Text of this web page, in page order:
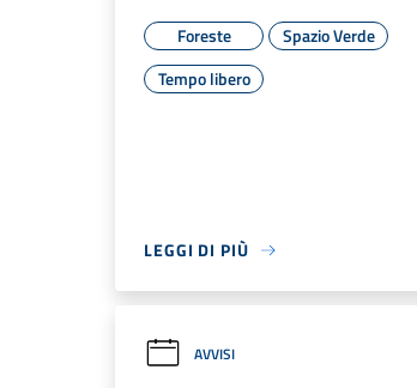
Foreste
Spazio Verde
Tempo libero
LEGGI DI PIÙ
AVVISI